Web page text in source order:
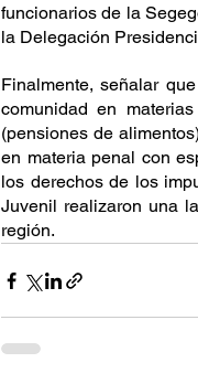
funcionarios de la
la Delegación
Finalmente, señalar
comunidad en
(pensiones de
en materia penal con
los derechos de los
Juvenil realizaron una
región.